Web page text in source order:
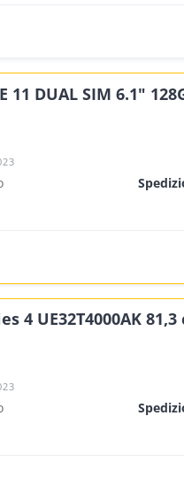
11 DUAL SIM 6.1"
4 UE32T4000AK